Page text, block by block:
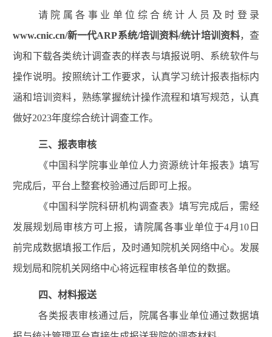
请院属各事业单位综合统计人员及时 登录
www.cnic.cn/新一代ARP系统/培训资料/统计培训资料，查
询和下载各类统计调查表的样表与填报说明、系统软件与
操作说明。按照统计工作要求，认真学习统计报表指标内
涵和培训资料，熟练掌握统计操作流程和填写规范，认真
做好2023年度综合统计调查工作。
三、 报表审核
《中国科学院事业单位人力资源统计年报表》填写
完成后，平台上整套校验通过后即可上报。
《中国科学院科研机构调查表》 填写完成后，需经
发展规划局审核方可上报，请院属各事业单位于4月 10 日
前完成数据填报工作后，及时通知 院机关网络中心。发展
规划局和院机关网络中心将远程审核各单位的数据。
四、材料报送
各类报表审核通过后，
院属各事业单位通过数据填